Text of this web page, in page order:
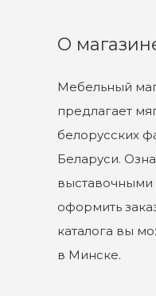
О
Мебельный
предлагает
белорусских
Беларуси.
выставочными
оформить
каталога вы
в Минске.